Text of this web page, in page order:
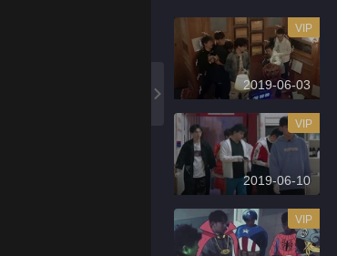
2019-06-03
VIP
2019-06-10
VIP
VIP